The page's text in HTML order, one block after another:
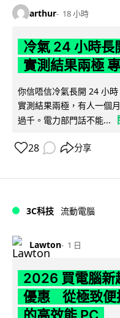
arthur 18 小時
冷氣 24 小時長
實測結果兩極
你信唔信冷氣長開 24 小
實測結果兩極，有人一個
過千。電力部門話不能...
28 分享
3C科技 流動電腦
Lawton 1 日
2026 買電腦新
優惠 從極致便